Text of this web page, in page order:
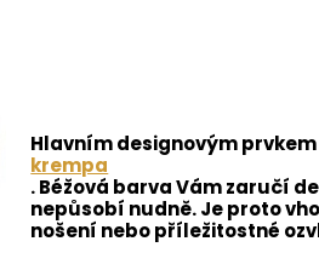
Hlavním designovým
krempa
. Béžová barva Vám zaručí
nepůsobí nudně. Je proto
nošení nebo příležitostné